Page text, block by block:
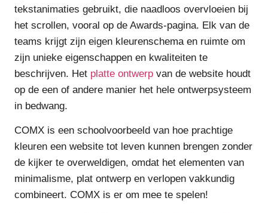
tekstanimaties gebruikt, die naadloos overvloeien bij
het scrollen, vooral op de Awards-pagina. Elk van de
teams krijgt zijn eigen kleurenschema en ruimte om
zijn unieke eigenschappen en kwaliteiten te
beschrijven. Het platte ontwerp van de website houdt
op de een of andere manier het hele ontwerpsysteem
in bedwang.
COMX is een schoolvoorbeeld van hoe prachtige
kleuren een website tot leven kunnen brengen zonder
de kijker te overweldigen, omdat het elementen van
minimalisme, plat ontwerp en verlopen vakkundig
combineert. COMX is er om mee te spelen!